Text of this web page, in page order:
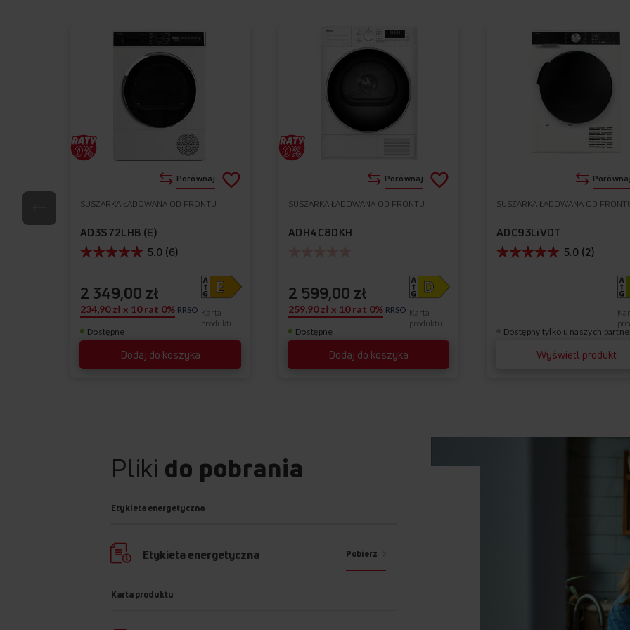
Dostępne
SUSZARKA ŁADOWANA OD FRONTU
AD3S72LHB (E)
Dodaj do koszyka
5.0 (6)
Karta
produktu
2 349,00 zł
234,90 zł x 10 rat 0% RRSO
Porównaj Dodaj
Dostępne
SUSZARKA ŁADOWANA OD FRONTU
ADH4C8DKH
Dodaj do koszyka
Karta
produktu
2 599,00 zł
259,90 zł x 10 rat 0% RRSO
Porównaj Dodaj
Dostępny tylko u naszych
SUSZARKA ŁADOWANA OD
ADC93LiVDT
Wyświetl produkt
5.0 (2)
Porównaj
Pliki do pobrania
Etykieta energetyczna
Etykieta energetyczna Pobierz
Karta produktu